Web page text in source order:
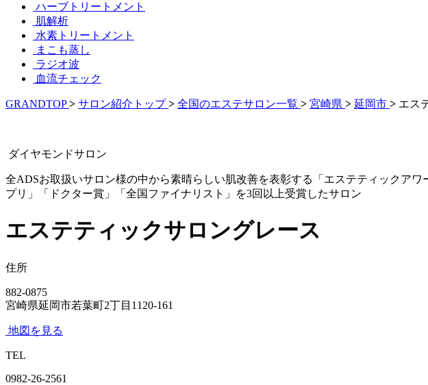
ハーブトリートメント
肌解析
水素トリートメント
まこも蒸し
ラジオ波
血流チェック
GRANDTOP > サロン紹介トップ > 全国のエステサロン一覧 > 宮崎県 > 延岡市 > エス
ダイヤモンドサロン
全ADSお取扱いサロン様の中から素晴らしい肌改善を表彰する「エステティックア
プリ」「ドクター賞」「全国ファイナリスト」を3回以上受賞したサロン
エステティックサロングレース
住所
882-0875
宮崎県延岡市若葉町2丁目1120-161
地図を見る
TEL
0982-26-2561